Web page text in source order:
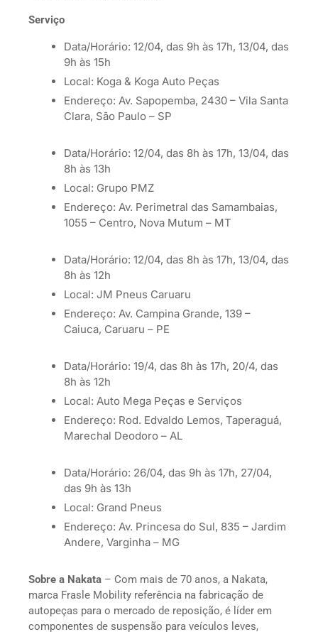
Serviço
Data/Horário: 12/04, das 9h às 17h, 13/04, das
9h às 15h
Local: Koga & Koga Auto Peças
Endereço: Av. Sapopemba, 2430 – Vila Santa
Clara, São Paulo – SP
Data/Horário: 12/04, das 8h às 17h, 13/04, das
8h às 13h
Local: Grupo PMZ
Endereço: Av. Perimetral das Samambaias,
1055 – Centro, Nova Mutum – MT
Data/Horário: 12/04, das 8h às 17h, 13/04, das
8h às 12h
Local: JM Pneus Caruaru
Endereço: Av. Campina Grande, 139 –
Caiuca, Caruaru – PE
Data/Horário: 19/4, das 8h às 17h, 20/4, das
8h às 12h
Local: Auto Mega Peças e Serviços
Endereço: Rod. Edvaldo Lemos, Taperaguá,
Marechal Deodoro – AL
Data/Horário: 26/04, das 9h às 17h, 27/04,
das 9h às 13h
Local: Grand Pneus
Endereço: Av. Princesa do Sul, 835 – Jardim
Andere, Varginha – MG
Sobre a Nakata – Com mais de 70 anos, a Nakata,
marca Frasle Mobility referência na fabricação de
autopeças para o mercado de reposição, é líder em
componentes de suspensão para veículos leves,